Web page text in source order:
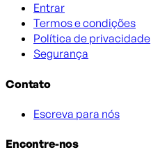
Entrar
Termos e condições
Política de privacidade
Segurança
Contato
Escreva para nós
Encontre-nos